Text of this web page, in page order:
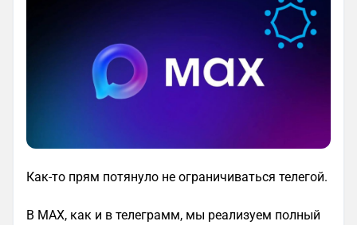
Как-то прям потянуло не ограничиваться телегой.
В MAX, как и в телеграмм, мы реализуем полный